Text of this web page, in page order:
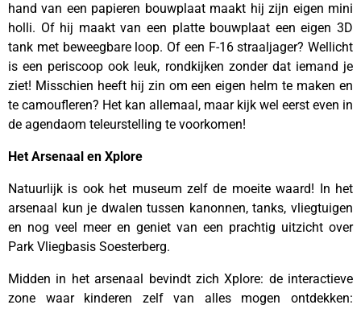
hand van een papieren bouwplaat maakt hij zijn eigen mini
holli. Of hij maakt van een platte bouwplaat een eigen 3D
tank met beweegbare loop. Of een F-16 straaljager? Wellicht
is een periscoop ook leuk, rondkijken zonder dat iemand je
ziet! Misschien heeft hij zin om een eigen helm te maken en
te camoufleren? Het kan allemaal, maar kijk wel eerst even in
de agendaom teleurstelling te voorkomen!
Het Arsenaal en Xplore
Natuurlijk is ook het museum zelf de moeite waard! In het
arsenaal kun je dwalen tussen kanonnen, tanks, vliegtuigen
en nog veel meer en geniet van een prachtig uitzicht over
Park Vliegbasis Soesterberg.
Midden in het arsenaal bevindt zich Xplore: de interactieve
zone waar kinderen zelf van alles mogen ontdekken: